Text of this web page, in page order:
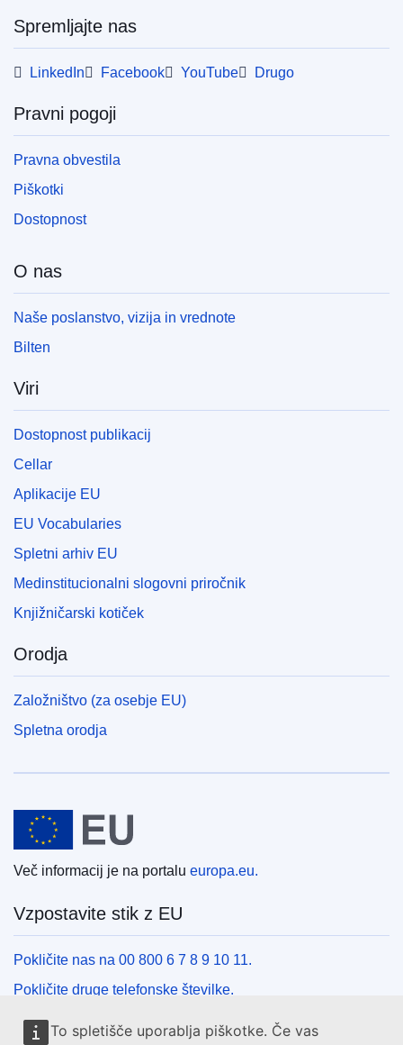
To spletišče uporablja piškotke. Če vas
Spremljajte nas
LinkedIn Facebook YouTube Drugo
Pravni pogoji
Pravna obvestila
Piškotki
Dostopnost
O nas
Naše poslanstvo, vizija in vrednote
Bilten
Viri
Dostopnost publikacij
Cellar
Aplikacije EU
EU Vocabularies
Spletni arhiv EU
Medinstitucionalni slogovni priročnik
Knjižničarski kotiček
Orodja
Založništvo (za osebje EU)
Spletna orodja
Evropska unija
Več informacij je na portalu europa.eu.
Vzpostavite stik z EU
Pokličite nas na 00 800 6 7 8 9 10 11.
Pokličite druge telefonske številke.
Pišite nam s kontaktnim obrazcem.